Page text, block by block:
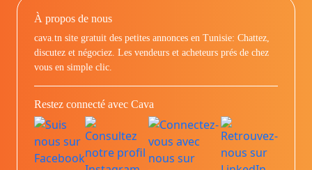
À propos de nous
cava.tn site gratuit des petites annonces en Tunisie: Chattez,
discutez et négociez. Les vendeurs et acheteurs prés de chez
vous en simple clic.
Restez connecté avec Cava